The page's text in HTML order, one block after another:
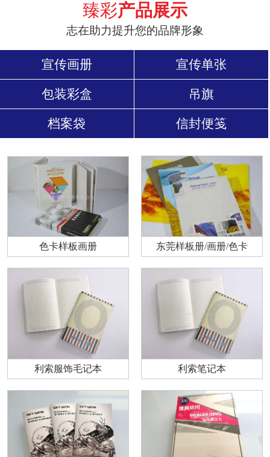
臻彩产品展示
志在助力提升您的品牌形象
宣传画册 宣传单张
包装彩盒 吊旗
档案袋 信封便笺
色卡样板画册 东莞样板册/画册/色卡
利索服饰毛记本 利索笔记本